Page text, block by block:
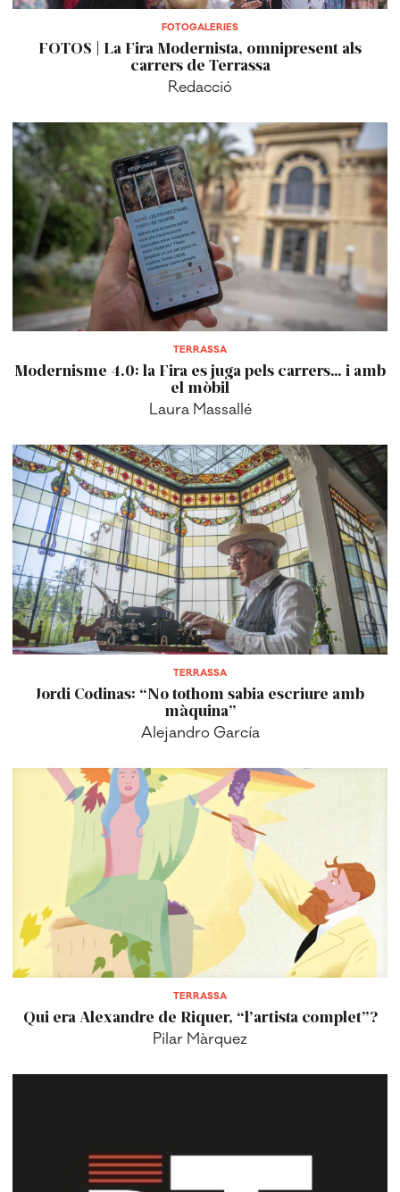
FOTOGALERIES
FOTOS | La Fira Modernista, omnipresent als
carrers de Terrassa
Redacció
TERRASSA
Modernisme 4.0: la Fira es juga pels carrers… i amb
el mòbil
Laura Massallé
TERRASSA
Jordi Codinas: “No tothom sabia escriure amb
màquina”
Alejandro García
TERRASSA
Qui era Alexandre de Riquer, “l’artista complet”?
Pilar Màrquez